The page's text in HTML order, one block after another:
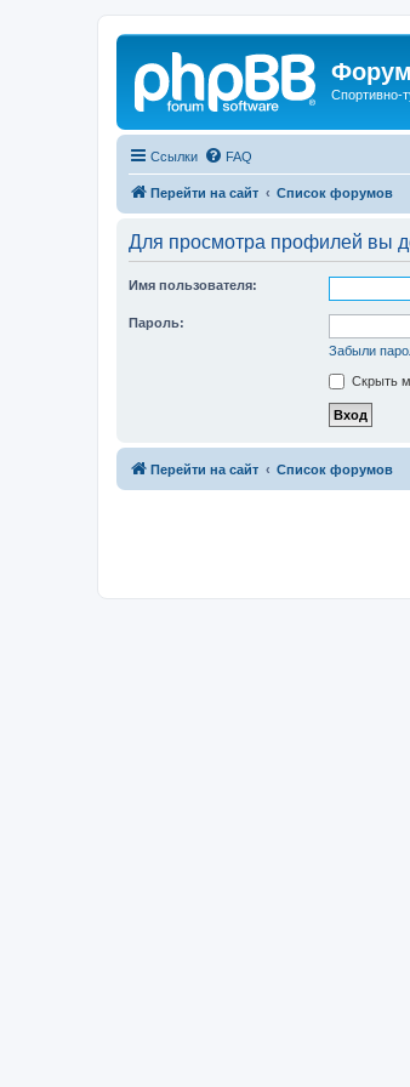
Спортивно-
Ссылки FAQ
Перейти на сайт Список форумов
Для просмотра профилей вы
Имя пользователя:
Пароль:
Забыли
Скрыть
Перейти на сайт Список форумов